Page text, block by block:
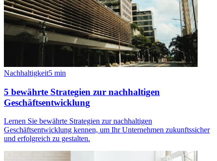
Nachhaltigkeit5 min
5 bewährte Strategien zur nachhaltigen
Geschäftsentwicklung
Lernen Sie bewährte Strategien zur nachhaltigen
Geschäftsentwicklung kennen, um Ihr Unternehmen zukunftssicher
und erfolgreich zu gestalten.